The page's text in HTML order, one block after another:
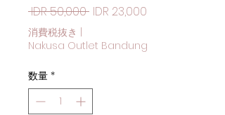
IDR 50,000 通常価格
IDR 23,000
消費税抜き
Nakusa Outlet Bandung
数量 *